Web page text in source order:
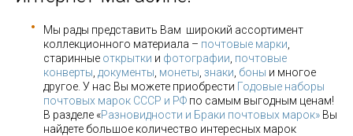
Мы рады представить Вам широкий ассортимент
коллекционного материала – почтовые марки
старинные открытки и фотографии почтовые
конверты документы монеты знаки боны и многое
другое. У нас Вы можете приобрести Годовые наборы
почтовых марок СССР и РФ по самым выгодным ценам!
В разделе «Разновидности и Браки почтовых марок» Вы
найдете большое количество интересных марок